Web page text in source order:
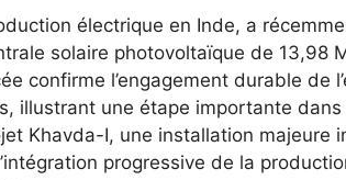
électrique en Inde, a
solaire photovoltaïque de 13,98
confirme l’engagement durable de
illustrant une étape importante dans
Khavda-I, une installation majeure
progressive de la